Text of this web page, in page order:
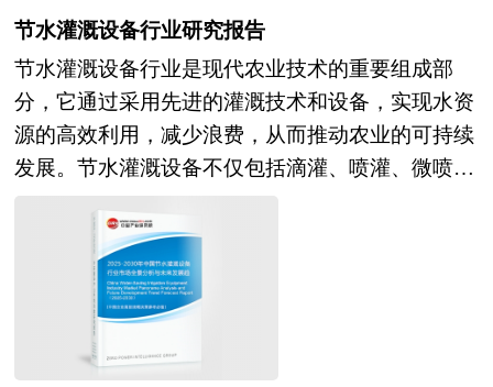
光技术全面深化应用：激光焊接从点焊向摆动焊、
复合焊升级，大幅提升异种材料与高反材料焊接良
率；激光模切、激光清洗逐步替代传统机械工艺，
成为提升极片制造精度与效率的新标配。其二，干
法工艺产业化突破：干法成膜设备通过气流粉碎、
极片制备，在成本、环保与能耗维度建立颠覆性优
势，成为下一代主流设备方向。其三，固态电池设
备体系重构：湿法、干法双线并行，磁控溅射、热
涂布等新型成膜技术及等静压、电芯成型设备研发
进入攻坚期，设备商需前置介入材料-工艺协同开
汽车和储能系统对锂电池需求的增加，分离膜市场
领域，市场需求旺盛。随着科技的不断进步，分离
膜的生产将更加智能化，通过大数据和物联网技
术，实现生产过程的自动化和精准控制。同时，绿
色制造将成为分离膜行业的重要发展方向，企业将
更加注重环保材料的使用和生产过程的节能减排。
此外，随着市场需求的多样化，分离膜的应用场景
将进一步拓展，从传统的锂离子电池到新兴的全固
态电池等多个领域。 本研究咨询报告由中研普华
咨询公司领衔撰写，在大量周密的市场调研基础
上，主要依据了国家统计局、国家商务部、国家发
节水灌溉设备行业研究报告
节水灌溉设备行业是现代农业技术的重要组成部
分，它通过采用先进的灌溉技术和设备，实现水资
源的高效利用，减少浪费，从而推动农业的可持续
发展。节水灌溉设备不仅包括滴灌、喷灌、微喷灌
测系统，这些设备和系统共同构成了一个高效的节
水灌溉网络，能够根据作物的需求和土壤湿度自动
调整灌溉量，确保水资源的精准利用。 目前，中
国节水灌溉设备行业正处于快速发展阶段。随着人
们对水资源短缺问题的认识不断加深，以及对农业